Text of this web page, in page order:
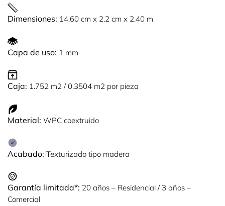
Dimensiones: 14.60 cm x 2.2 cm x 2.40 m
Capa de uso: 1 mm
Caja: 1.752 m2 / 0.3504 m2 por pieza
Material: WPC coextruido
Acabado: Texturizado tipo madera
Garantía limitada*: 20 años – Residencial / 3 años –
Comercial